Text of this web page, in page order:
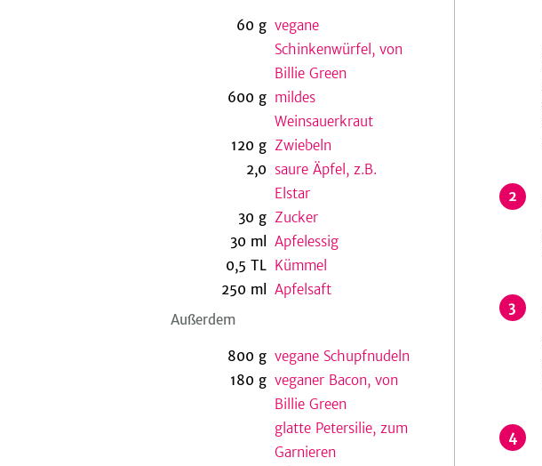
60 g vegane
Schinkenwürfel, von
Billie Green
600 g mildes
Weinsauerkraut
120 g Zwiebeln
2,0 saure Äpfel, z.B.
Elstar
30 g Zucker
30 ml
Apfelessig
0,5 TL Kümmel
250 ml
Apfelsaft
Außerdem
800 g vegane Schupfnudeln
180 g veganer Bacon, von
Billie Green
glatte Petersilie, zum
Garnieren
2
3
4